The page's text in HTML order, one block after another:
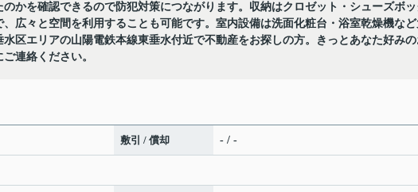
かを確認できるので防犯対策につながります。収納はクロゼット・シューズボッ
広々と空間を利用することも可能です。室内設備は洗面化粧台・浴室乾燥機な
区エリアの山陽電鉄本線東垂水付近で不動産をお探しの方。きっとあなた好み
連絡ください。
敷引 / 償却 - / -